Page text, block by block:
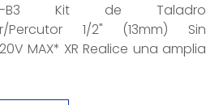
B3 Kit de Taladro
Percutor 1/2" (13mm) Sin
MAX* XR Realice una amplia